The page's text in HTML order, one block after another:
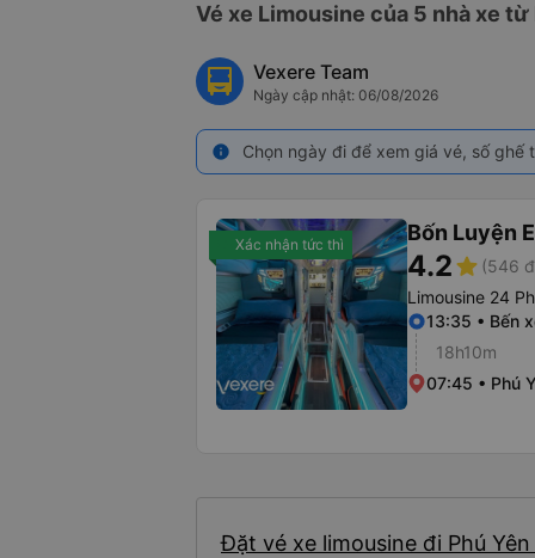
Vé xe Limousine của 5 nhà xe
Vexere Team
Ngày cập nhật: 06/08/2026
info Chọn ngày đi để xem giá vé, số
Xác nhận tức thì Bốn Luyện
4.2star (546
Limousine 24
13:35 • Bến
18h10m
07:45 • Phú
Đặt vé xe limousine đi Phú